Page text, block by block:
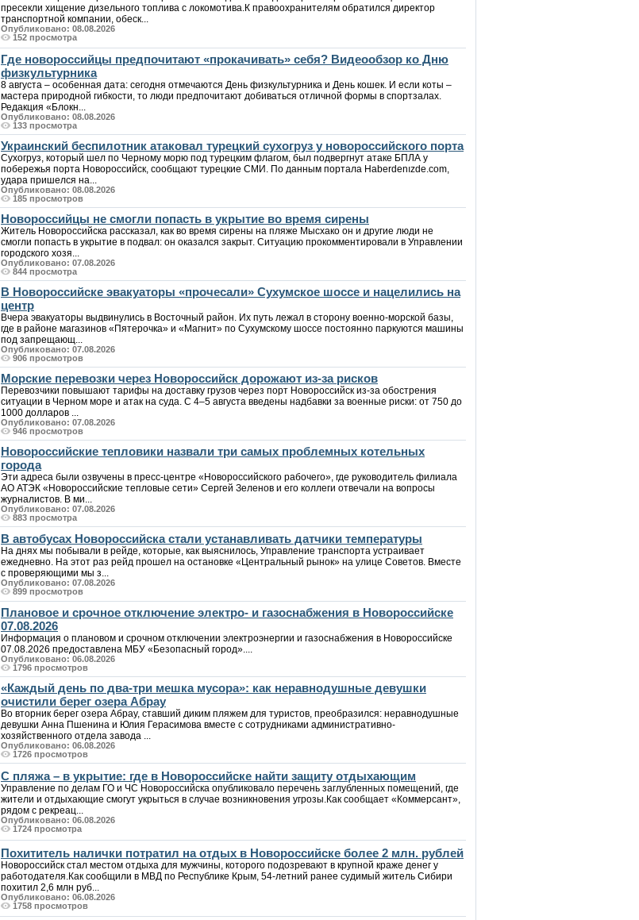
пресекли хищение дизельного топлива с локомотива.К правоохранителям обратился директор
транспортной компании, обеск...
Опубликовано: 08.08.2026
152 просмотра
Где новороссийцы предпочитают «прокачивать» себя? Видеообзор ко Дню
физкультурника
8 августа – особенная дата: сегодня отмечаются День физкультурника и День кошек. И если коты –
мастера природной гибкости, то люди предпочитают добиваться отличной формы в спортзалах.
Редакция «Блокн...
Опубликовано: 08.08.2026
133 просмотра
Украинский беспилотник атаковал турецкий сухогруз у новороссийского порта
Сухогруз, который шел по Черному морю под турецким флагом, был подвергнут атаке БПЛА у
побережья порта Новороссийск, сообщают турецкие СМИ. По данным портала Haberdenızde.com,
удара пришелся на...
Опубликовано: 08.08.2026
185 просмотров
Новороссийцы не смогли попасть в укрытие во время сирены
Житель Новороссийска рассказал, как во время сирены на пляже Мысхако он и другие люди не
смогли попасть в укрытие в подвал: он оказался закрыт. Ситуацию прокомментировали в Управлении
городского хозя...
Опубликовано: 07.08.2026
844 просмотра
В Новороссийске эвакуаторы «прочесали» Сухумское шоссе и нацелились на
центр
Вчера эвакуаторы выдвинулись в Восточный район. Их путь лежал в сторону военно-морской базы,
где в районе магазинов «Пятерочка» и «Магнит» по Сухумскому шоссе постоянно паркуются машины
под запрещающ...
Опубликовано: 07.08.2026
906 просмотров
Морские перевозки через Новороссийск дорожают из-за рисков
Перевозчики повышают тарифы на доставку грузов через порт Новороссийск из-за обострения
ситуации в Черном море и атак на суда. С 4–5 августа введены надбавки за военные риски: от 750 до
1000 долларов ...
Опубликовано: 07.08.2026
946 просмотров
Новороссийские тепловики назвали три самых проблемных котельных
города
Эти адреса были озвучены в пресс-центре «Новороссийского рабочего», где руководитель филиала
АО АТЭК «Новороссийские тепловые сети» Сергей Зеленов и его коллеги отвечали на вопросы
журналистов. В ми...
Опубликовано: 07.08.2026
883 просмотра
В автобусах Новороссийска стали устанавливать датчики температуры
На днях мы побывали в рейде, которые, как выяснилось, Управление транспорта устраивает
ежедневно. На этот раз рейд прошел на остановке «Центральный рынок» на улице Советов. Вместе
с проверяющими мы з...
Опубликовано: 07.08.2026
899 просмотров
Плановое и срочное отключение электро- и газоснабжения в Новороссийске
07.08.2026
Информация о плановом и срочном отключении электроэнергии и газоснабжения в Новороссийске
07.08.2026 предоставлена МБУ «Безопасный город»....
Опубликовано: 06.08.2026
1796 просмотров
«Каждый день по два-три мешка мусора»: как неравнодушные девушки
очистили берег озера Абрау
Во вторник берег озера Абрау, ставший диким пляжем для туристов, преобразился: неравнодушные
девушки Анна Пшенина и Юлия Герасимова вместе с сотрудниками административно-
хозяйственного отдела завода ...
Опубликовано: 06.08.2026
1726 просмотров
С пляжа – в укрытие: где в Новороссийске найти защиту отдыхающим
Управление по делам ГО и ЧС Новороссийска опубликовало перечень заглубленных помещений, где
жители и отдыхающие смогут укрыться в случае возникновения угрозы.Как сообщает «Коммерсант»,
рядом с рекреац...
Опубликовано: 06.08.2026
1724 просмотра
Похититель налички потратил на отдых в Новороссийске более 2 млн. рублей
Новороссийск стал местом отдыха для мужчины, которого подозревают в крупной краже денег у
работодателя.Как сообщили в МВД по Республике Крым, 54-летний ранее судимый житель Сибири
похитил 2,6 млн руб...
Опубликовано: 06.08.2026
1758 просмотров